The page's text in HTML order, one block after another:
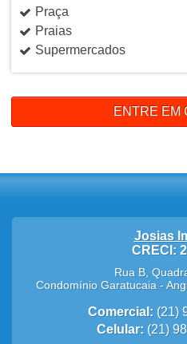
Praça
Praias
Supermercados
ENTRE EM
Josias
CRECI:
Rua B,
Condomínio Garatucaia -
Comercial: (21)
Celular: (21)